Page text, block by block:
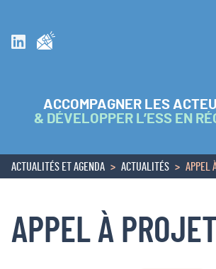
Suivez nous sur Linkedin
ACCOMPAGNER LES
& DÉVELOPPER L’ESS EN
ACCUEIL
ACTUALITÉS ET AGENDA ACTUALITÉS APPEL
APPEL À